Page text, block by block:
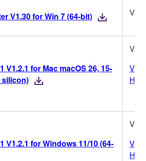
V1.30 for Win 7 (64-bit)
V1.2.1 for Mac macOS 26, 15-
silicon)
V1.2.1 for Windows 11/10 (64-